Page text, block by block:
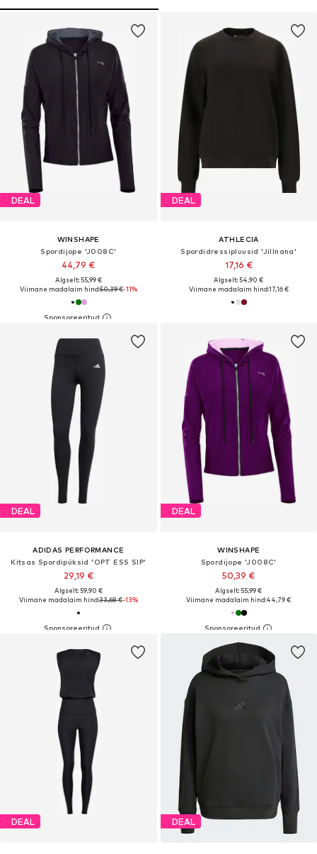
DEAL
WINSHAPE
Spordijope 'J008C'
44,79 €
Algselt: 55,99 €
Viimane madalaim hind:50,39 €-11%
DEAL
ATHLECIA
Spordidressipluusid 'Jillnana'
17,16 €
Algselt: 54,90 €
Viimane madalaim hind:17,16 €
DEAL
ADIDAS PERFORMANCE
Kitsas Spordipüksid 'OPT ESS SIP'
29,19 €
Algselt: 59,90 €
Viimane madalaim hind:33,68 €-13%
DEAL
WINSHAPE
Spordijope 'J008C'
50,39 €
Algselt: 55,99 €
Viimane madalaim hind:44,79 €
DEAL DEAL